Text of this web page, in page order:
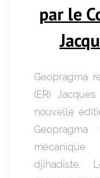
par le
Geopragma
(ER)
nouvelle
djihadiste.